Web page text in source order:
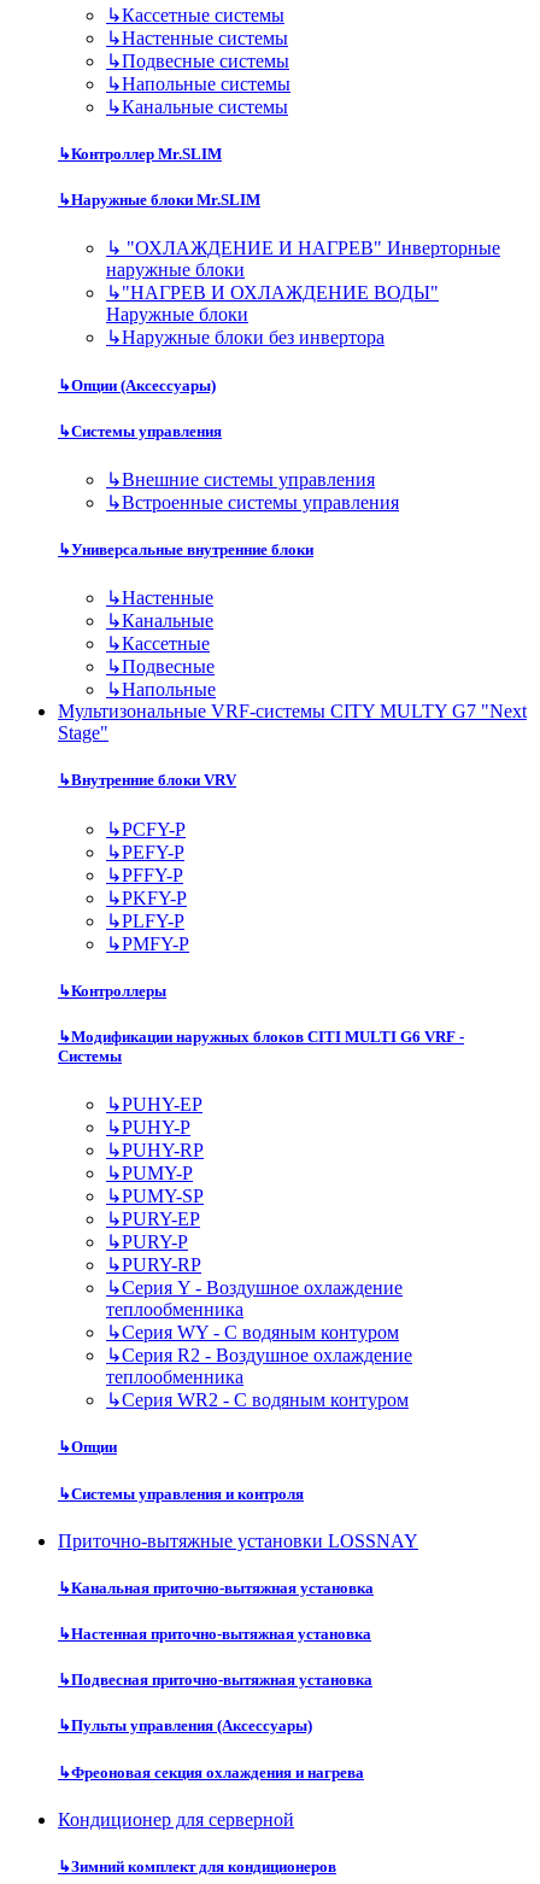
↳Кассетные системы
↳Настенные системы
↳Подвесные системы
↳Напольные системы
↳Канальные системы
↳Контроллер Mr.SLIM
↳Наружные блоки Mr.SLIM
↳ "ОХЛАЖДЕНИЕ И НАГРЕВ" Инверторные
наружные блоки
↳"НАГРЕВ И ОХЛАЖДЕНИЕ ВОДЫ"
Наружные блоки
↳Наружные блоки без инвертора
↳Опции (Аксессуары)
↳Системы управления
↳Внешние системы управления
↳Встроенные системы управления
↳Универсальные внутренние блоки
↳Настенные
↳Канальные
↳Кассетные
↳Подвесные
↳Напольные
Мультизональные VRF-системы CITY MULTY G7 "Next
Stage"
↳Внутренние блоки VRV
↳PCFY-P
↳PEFY-P
↳PFFY-P
↳PKFY-P
↳PLFY-P
↳PMFY-P
↳Контроллеры
↳Модификации наружных блоков CITI MULTI G6 VRF -
Системы
↳PUHY-EP
↳PUHY-P
↳PUHY-RP
↳PUMY-P
↳PUMY-SP
↳PURY-EP
↳PURY-P
↳PURY-RP
↳Серия Y - Воздушное охлаждение
теплообменника
↳Серия WY - С водяным контуром
↳Серия R2 - Воздушное охлаждение
теплообменника
↳Серия WR2 - С водяным контуром
↳Опции
↳Системы управления и контроля
Приточно-вытяжные установки LOSSNAY
↳Канальная приточно-вытяжная установка
↳Настенная приточно-вытяжная установка
↳Подвесная приточно-вытяжная установка
↳Пульты управления (Аксессуары)
↳Фреоновая секция охлаждения и нагрева
Кондиционер для серверной
↳Зимний комплект для кондиционеров